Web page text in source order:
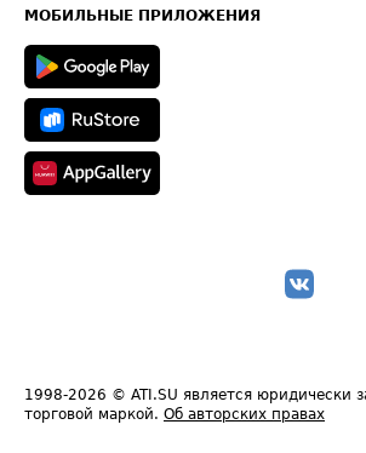
Техническая информация
МОБИЛЬНЫЕ ПРИЛОЖЕНИЯ
1998-2026 © ATI.SU является юридически
торговой маркой. Об авторских правах